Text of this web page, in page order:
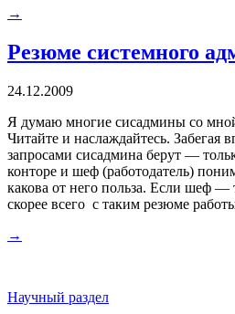
→
Резюме системного
24.12.2009
Я думаю многие сисадмины со
Читайте и наслаждайтесь. Забегая
запросами сисадмина берут —
конторе и шеф (работодатель)
какова от него польза. Если шеф
скорее всего с таким резюме
→
Научный раздел